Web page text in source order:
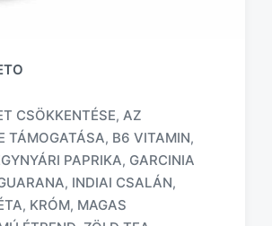
CSÖKKENTÉSE, AZ
TÁMOGATÁSA, B6 VITAMIN,
PAPRIKA, GARCINIA
, INDIAI CSALÁN,
, KRÓM, MAGAS